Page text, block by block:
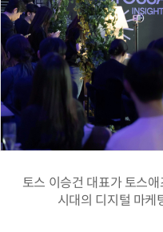
토스 이승건 대표가 토스
시대의 디지털 마케